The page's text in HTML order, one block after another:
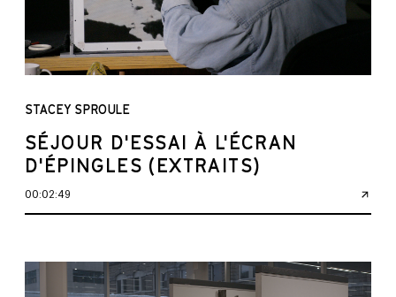
STACEY SPROULE
SÉJOUR D'ESSAI À L'ÉCRAN
D'ÉPINGLES (EXTRAITS)
00:02:49